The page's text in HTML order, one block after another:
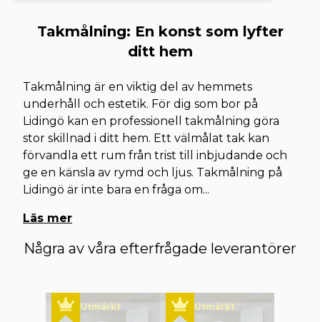
Takmålning: En konst som lyfter
ditt hem
Takmålning är en viktig del av hemmets
underhåll och estetik. För dig som bor på
Lidingö kan en professionell takmålning göra
stor skillnad i ditt hem. Ett välmålat tak kan
förvandla ett rum från trist till inbjudande och
ge en känsla av rymd och ljus. Takmålning på
Lidingö är inte bara en fråga om...
Läs mer
Några av våra efterfrågade leverantörer
Utmärkt Utmärkt